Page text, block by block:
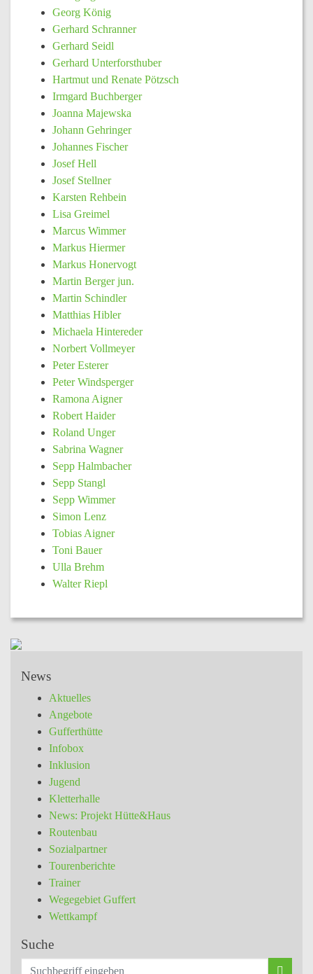
Georg König
Gerhard Schranner
Gerhard Seidl
Gerhard Unterforsthuber
Hartmut und Renate Pötzsch
Irmgard Buchberger
Joanna Majewska
Johann Gehringer
Johannes Fischer
Josef Hell
Josef Stellner
Karsten Rehbein
Lisa Greimel
Marcus Wimmer
Markus Hiermer
Markus Honervogt
Martin Berger jun.
Martin Schindler
Matthias Hibler
Michaela Hintereder
Norbert Vollmeyer
Peter Esterer
Peter Windsperger
Ramona Aigner
Robert Haider
Roland Unger
Sabrina Wagner
Sepp Halmbacher
Sepp Stangl
Sepp Wimmer
Simon Lenz
Tobias Aigner
Toni Bauer
Ulla Brehm
Walter Riepl
News
Aktuelles
Angebote
Gufferthütte
Infobox
Inklusion
Jugend
Kletterhalle
News: Projekt Hütte&Haus
Routenbau
Sozialpartner
Tourenberichte
Trainer
Wegegebiet Guffert
Wettkampf
Suche